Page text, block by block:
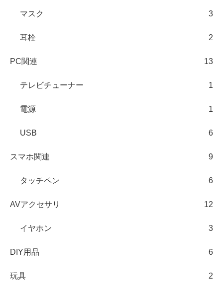
マスク 3
耳栓 2
PC関連 13
テレビチューナー 1
電源 1
USB 6
スマホ関連 9
タッチペン 6
AVアクセサリ 12
イヤホン 3
DIY用品 6
玩具 2